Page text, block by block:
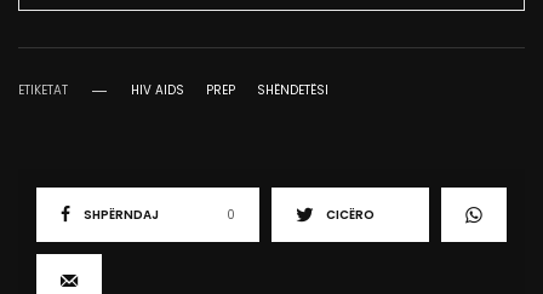
ETIKETAT HIV AIDS PREP SHËNDETËSI
SHPËRNDAJ 0 CICËRO